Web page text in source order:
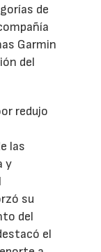
de
Garmin
del
redujo
las
y
su
del
el